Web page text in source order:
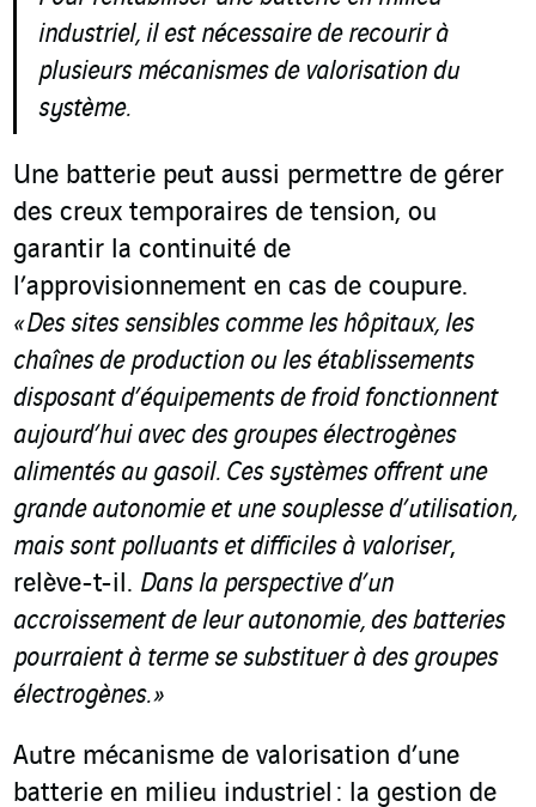
industriel, il est nécessaire de recourir à
plusieurs mécanismes de valorisation du
système.
Une batterie peut aussi permettre de gérer
des creux temporaires de tension, ou
garantir la continuité de
l’approvisionnement en cas de coupure.
« Des sites sensibles comme les hôpitaux, les
chaînes de production ou les établissements
disposant d’équipements de froid fonctionnent
aujourd’hui avec des groupes électrogènes
alimentés au gasoil. Ces systèmes offrent une
grande autonomie et une souplesse d’utilisation,
mais sont polluants et difficiles à valoriser,
relève-t-il. Dans la perspective d’un
accroissement de leur autonomie, des batteries
pourraient à terme se substituer à des groupes
électrogènes. »
Autre mécanisme de valorisation d’une
batterie en milieu industriel : la gestion de